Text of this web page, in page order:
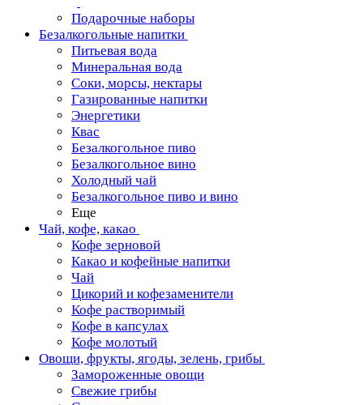
Подарочные наборы
Безалкогольные напитки
Питьевая вода
Минеральная вода
Соки, морсы, нектары
Газированные напитки
Энергетики
Квас
Безалкогольное пиво
Безалкогольное вино
Холодный чай
Безалкогольное пиво и вино
Еще
Чай, кофе, какао
Кофе зерновой
Какао и кофейные напитки
Чай
Цикорий и кофезаменители
Кофе растворимый
Кофе в капсулах
Кофе молотый
Овощи, фрукты, ягоды, зелень, грибы
Замороженные овощи
Свежие грибы